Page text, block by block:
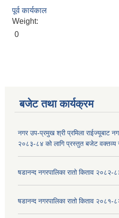
पूर्व कार्यकाल
Weight:
0
बजेट तथा कार्यक्रम
नगर उप-प्रमुख श्री प्रमिला राईज्यूबाट
२०८३-८४ को लागि प्रस्तुत बजेट वक्तव्य
षडानन्द नगरपालिका रातो किताव २०८२-
षडानन्द नगरपालिका रातो किताव २०८१-